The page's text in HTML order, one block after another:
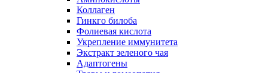
Коллаген
Гинкго билоба
Фолиевая кислота
Укрепление иммунитета
Экстракт зеленого чая
Адаптогены